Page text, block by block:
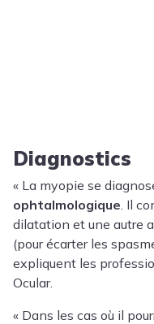
Diagnostics
« La myopie se
ophtalmologique . Il
dilatation et une autre
(pour écarter les
expliquent les
Ocular.
« Dans les cas où il